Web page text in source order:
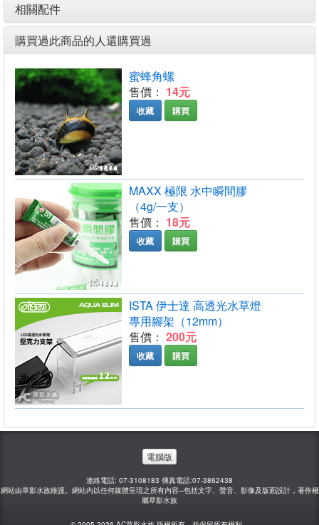
相關配件
購買過此商品的人還購買過
蜜蜂角螺
售價： 14元
收藏 購買
MAXX 極限 水中瞬間膠
（4g/一支）
售價： 18元
收藏 購買
ISTA 伊士達 高透光水草燈
專用腳架（12mm）
售價： 200元
收藏 購買
電腦版
連絡電話: 07-3108183 傳真電話:07-3862438
網站由草影水族維護。網站內以任何媒體呈現之所有內容─包括文字、聲音、影像及版面設計，著作權
屬草影水族